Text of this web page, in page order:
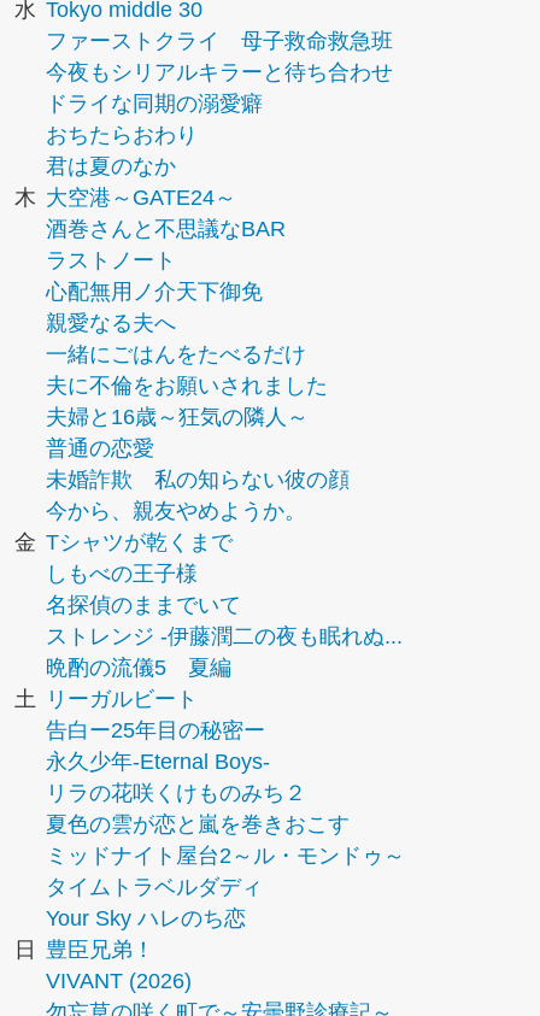
水 Tokyo middle 30
ファーストクライ 母子救命救急班
今夜もシリアルキラーと待ち合わせ
ドライな同期の溺愛癖
おちたらおわり
君は夏のなか
木 大空港～GATE24～
酒巻さんと不思議なBAR
ラストノート
心配無用ノ介天下御免
親愛なる夫へ
一緒にごはんをたべるだけ
夫に不倫をお願いされました
夫婦と16歳～狂気の隣人～
普通の恋愛
未婚詐欺 私の知らない彼の顔
今から、親友やめようか。
金 Tシャツが乾くまで
しもべの王子様
名探偵のままでいて
ストレンジ -伊藤潤二の夜も眠れぬ...
晩酌の流儀5 夏編
土
リーガルビート
告白ー25年目の秘密ー
永久少年-Eternal Boys-
リラの花咲くけものみち２
夏色の雲が恋と嵐を巻きおこす
ミッドナイト屋台2～ル・モンドゥ～
タイムトラベルダディ
Your Sky ハレのち恋
日
豊臣兄弟！
VIVANT (2026)